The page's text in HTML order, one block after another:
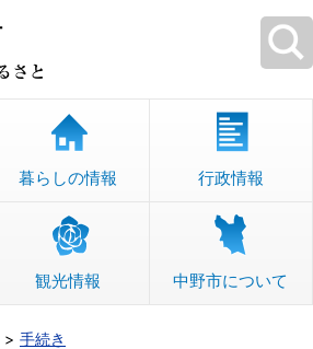
暮らしの情報 行政情報
観光情報 中野市について
手続き